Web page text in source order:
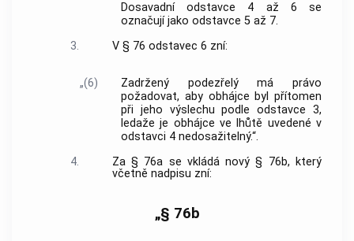
Dosavadní odstavce 4 až 6 se
označují jako odstavce 5 až 7.
3.
V § 76 odstavec 6 zní:
„(6)
Zadržený podezřelý má právo
požadovat, aby obhájce byl přítomen
při jeho výslechu podle odstavce 3,
ledaže je obhájce ve lhůtě uvedené v
odstavci 4 nedosažitelný.“.
4.
Za § 76a se vkládá nový § 76b, který
včetně nadpisu zní:
„§ 76b